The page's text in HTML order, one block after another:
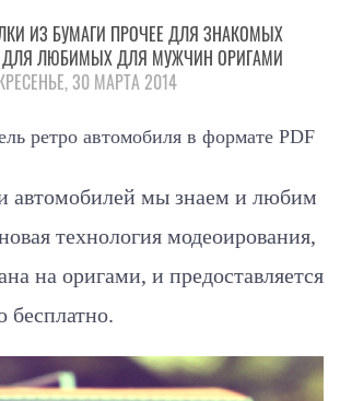
ИЗ БУМАГИ ПРОЧЕЕ ДЛЯ ЗНАКОМЫХ
ДЛЯ ЛЮБИМЫХДЛЯ МУЖЧИН ОРИГАМИ
30 МАРТА 2014
ретро автомобиля в формате PDF
автомобилей мы знаем и любим
технология модеоирования,
на оригами, и предоставляется
бесплатно.